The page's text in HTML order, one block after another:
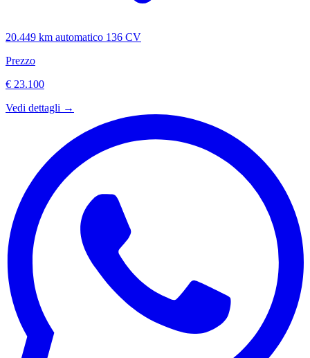
20.449 km automatico 136 CV
Prezzo
€ 23.100
Vedi dettagli →